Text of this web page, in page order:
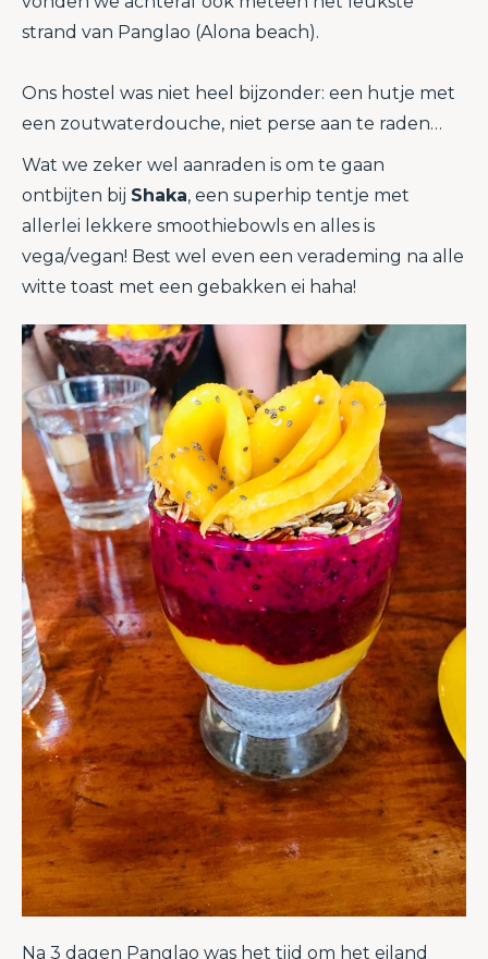
strand van Panglao (Alona beach).
Ons hostel was niet heel bijzonder: een hutje met
een zoutwaterdouche, niet perse aan te raden…
Wat we zeker wel aanraden is om te gaan
ontbijten bij Shaka, een superhip tentje met
allerlei lekkere smoothiebowls en alles is
vega/vegan! Best wel even een verademing na alle
witte toast met een gebakken ei haha!
Na 3 dagen Panglao was het tijd om het eiland